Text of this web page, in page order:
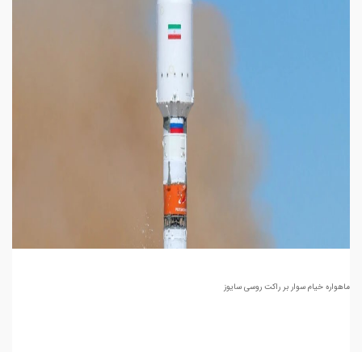
ماهواره خیام سوار بر راکت روسی سایوز